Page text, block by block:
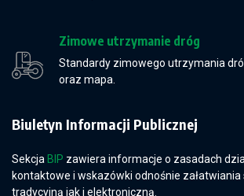
Zimowe utrzymanie dróg
Standardy zimowego utrzymania
oraz mapa.
Biuletyn Informacji Publicznej
Sekcja BIP zawiera informacje o zasadach
kontaktowe i wskazówki odnośnie załatwiania
tradycyjną jak i elektroniczną.